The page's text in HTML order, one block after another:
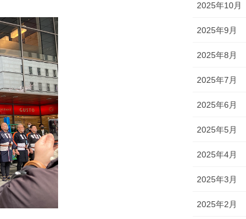
2025年10月
2025年9月
2025年8月
2025年7月
2025年6月
2025年5月
2025年4月
2025年3月
2025年2月